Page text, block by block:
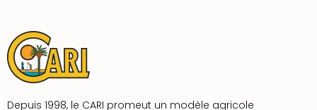
Depuis 1998, le CARI promeut un modèle agricole